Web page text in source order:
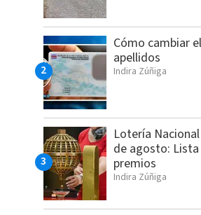
Cómo cambiar
apellidos
Indira Zúñiga
Lotería
de agosto:
premios
Indira Zúñiga